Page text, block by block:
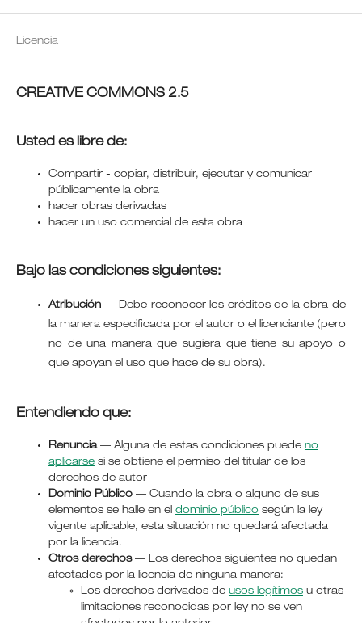
Licencia
CREATIVE COMMONS 2.5
Usted es libre de:
Compartir - copiar, distribuir, ejecutar y comunicar
públicamente la obra
hacer obras derivadas
hacer un uso comercial de esta obra
Bajo las condiciones siguientes:
Atribución—Debe reconocer los créditos de la obra de
la manera especificada por el autor o el licenciante (pero
no de una manera que sugiera que tiene su apoyo o
que apoyan el uso que hace de su obra).
Entendiendo que:
Renuncia— Alguna de estas condiciones puede no
aplicarsesi se obtiene el permiso del titular de los
derechos de autor
Dominio Público— Cuando la obra o alguno de sus
elementos se halle en el dominio públicosegún la ley
vigente aplicable, esta situación no quedará afectada
por la licencia.
Otros derechos— Los derechos siguientes no quedan
afectados por la licencia de ninguna manera:
Los derechos derivados de usos legítimosu otras
limitaciones reconocidas por ley no se ven